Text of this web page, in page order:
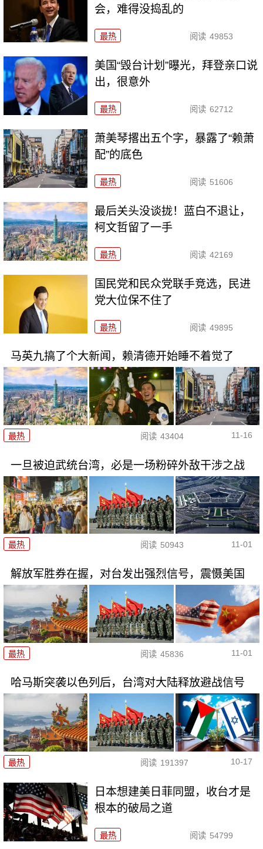
会，难得没捣乱的
最热 阅读 49853
美国“毁台计划”曝光，拜登亲口说
出，很意外
最热 阅读 62712
萧美琴撂出五个字，暴露了“赖萧
配”的底色
最热 阅读 51606
最后关头没谈拢！蓝白不退让，
柯文哲留了一手
最热 阅读 42169
国民党和民众党联手竞选，民进
党大位保不住了
最热 阅读 49895
马英九搞了个大新闻，赖清德开始睡不着觉了
最热 阅读 43404 11-16
一旦被迫武统台湾，必是一场粉碎外敌干涉之战
最热 阅读 50943 11-01
解放军胜券在握，对台发出强烈信号，震慑美国
最热 阅读 45836 11-01
哈马斯突袭以色列后，台湾对大陆释放避战信号
最热 阅读 191397 10-17
日本想建美日菲同盟，收台才是
根本的破局之道
最热 阅读 54799